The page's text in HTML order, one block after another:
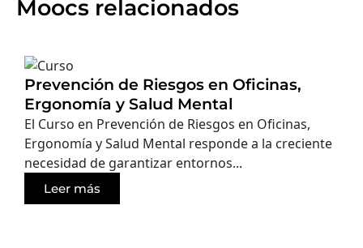
Moocs relacionados
Prevención de Riesgos en Oficinas,
Ergonomía y Salud Mental
El Curso en Prevención de Riesgos en Oficinas,
Ergonomía y Salud Mental responde a la creciente
necesidad de garantizar entornos...
Leer más